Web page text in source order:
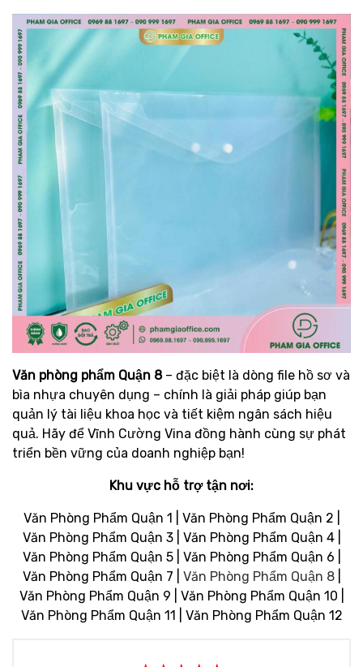
Văn phòng phẩm Quận 8– đặc biệt là dòng file hồ sơ và
bìa nhựa chuyên dụng – chính là giải pháp giúp bạn
quản lý tài liệu khoa học và tiết kiệm ngân sách hiệu
quả. Hãy để Vĩnh Cường Vina đồng hành cùng sự phát
triển bền vững của doanh nghiệp bạn!
Khu vực hỗ trợ tận nơi:
Văn Phòng Phẩm Quận 1 | Văn Phòng Phẩm Quận 2 |
Văn Phòng Phẩm Quận 3 | Văn Phòng Phẩm Quận 4 |
Văn Phòng Phẩm Quận 5 | Văn Phòng Phẩm Quận 6 |
Văn Phòng Phẩm Quận 7 | Văn Phòng Phẩm Quận 8|
Văn Phòng Phẩm Quận 9 | Văn Phòng Phẩm Quận 10 |
Văn Phòng Phẩm Quận 11 | Văn Phòng Phẩm Quận 12